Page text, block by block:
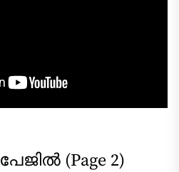
(Page 2)